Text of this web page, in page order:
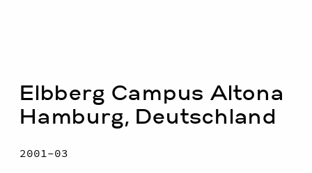
Elbberg Campus Altona
Hamburg, Deutschland
2001–03